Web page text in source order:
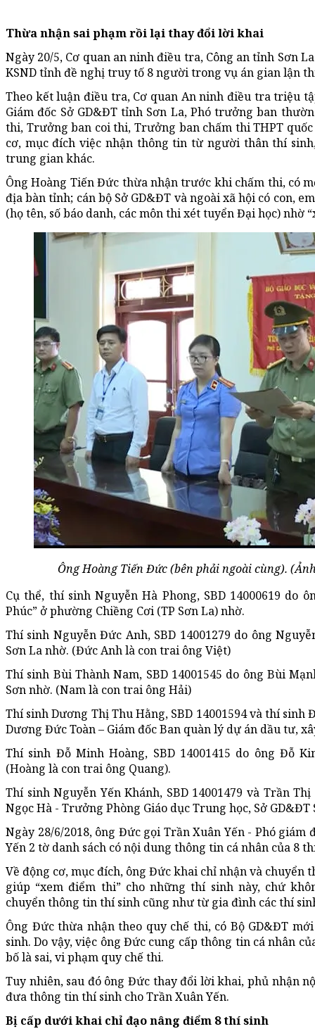
Thừa nhận sai phạm rồi lại thay đổi lời khai
Ngày 20/5, Cơ quan an ninh điều tra, Công an tỉnh Sơn
KSND tỉnh đề nghị truy tố 8 người trong vụ án gian lận
Theo kết luận điều tra, Cơ quan An ninh điều tra triệu
Giám đốc Sở GD&ĐT tỉnh Sơn La, Phó trưởng ban
thi, Trưởng ban coi thi, Trưởng ban chấm thi THPT
cơ, mục đích việc nhận thông tin từ người thân thí
trung gian khác.
Ông Hoàng Tiến Đức thừa nhận trước khi chấm thi, có
địa bàn tỉnh; cán bộ Sở GD&ĐT và ngoài xã hội có con,
(họ tên, số báo danh, các môn thi xét tuyển Đại học) nhờ
Ông Hoàng Tiến Đức (bên phải ngoài cùng).
Cụ thể, thí sinh Nguyễn Hà Phong, SBD 14000619 do
Phúc” ở phường Chiềng Cơi (TP Sơn La) nhờ.
Thí sinh Nguyễn Đức Anh, SBD 14001279 do ông
Sơn La nhờ. (Đức Anh là con trai ông Việt)
Thí sinh Bùi Thành Nam, SBD 14001545 do ông Bùi
Sơn nhờ. (Nam là con trai ông Hải)
Thí sinh Dương Thị Thu Hằng, SBD 14001594 và thí sinh
Dương Đức Toàn – Giám đốc Ban quàn lý dự án dầu tư,
Thí sinh Đỗ Minh Hoàng, SBD 14001415 do ông Đỗ
(Hoàng là con trai ông Quang).
Thí sinh Nguyễn Yến Khánh, SBD 14001479 và Trần
Ngọc Hà - Trưởng Phòng Giáo dục Trung học, Sở GD&ĐT
Ngày 28/6/2018, ông Đức gọi Trần Xuân Yến - Phó giám
Yến 2 tờ danh sách có nội dung thông tin cá nhân của 8
Về động cơ, mục đích, ông Đức khai chỉ nhận và chuyển
giúp “xem điểm thi” cho những thí sinh này, chứ
chuyển thông tin thí sinh cũng như từ gia đình các thí
Ông Đức thừa nhận theo quy chế thi, có Bộ GD&ĐT
sinh. Do vậy, việc ông Đức cung cấp thông tin cá nhân
bố là sai, vi phạm quy chế thi.
Tuy nhiên, sau đó ông Đức thay đổi lời khai, phủ nhận
đưa thông tin thí sinh cho Trần Xuân Yến.
Bị cấp dưới khai chỉ đạo nâng điểm 8 thí sinh